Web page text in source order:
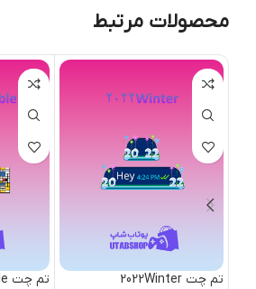
محصولات مرتبط
تم چت 2022Winter تم چت Abstract-Bubble